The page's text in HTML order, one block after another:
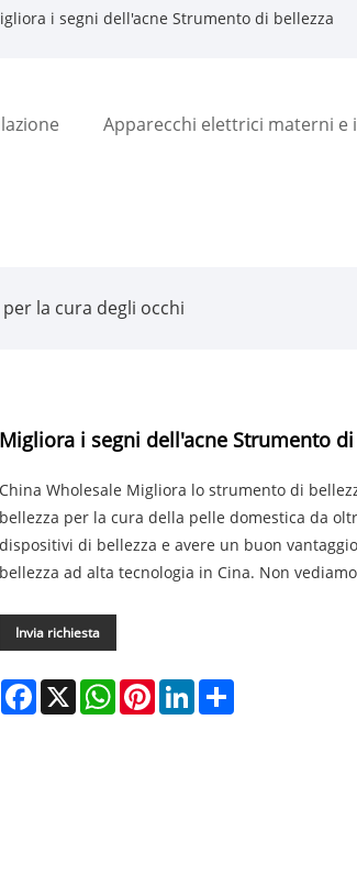
i segni dell'acne Strumento di bellezza
Apparecchi elettrici materni e
la cura degli occhi
Migliora i segni dell'acne Strumento di
China Wholesale Migliora lo strumento di
bellezza per la cura della pelle domestica da
dispositivi di bellezza e avere un buon
bellezza ad alta tecnologia in Cina. Non
Invia richiesta
Facebook
X WhatsAppPinterestLinkedInShare